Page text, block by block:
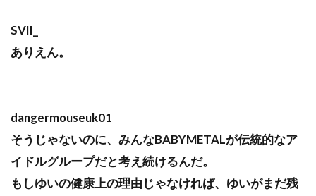
SVII_
ありえん。
dangermouseuk01
そうじゃないのに、みんなBABYMETALが伝統的なア
イドルグループだと考え続けるんだ。
もしゆいの健康上の理由じゃなければ、ゆいがまだ残